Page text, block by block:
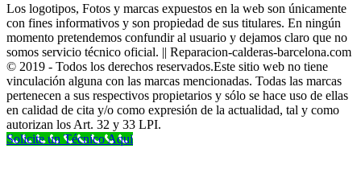
Los logotipos, Fotos y marcas expuestos en la web son únicamente
con fines informativos y son propiedad de sus titulares. En ningún
momento pretendemos confundir al usuario y dejamos claro que no
somos servicio técnico oficial. || Reparacion-calderas-barcelona.com
© 2019 - Todos los derechos reservados.Este sitio web no tiene
vinculación alguna con las marcas mencionadas. Todas las marcas
pertenecen a sus respectivos propietarios y sólo se hace uso de ellas
en calidad de cita y/o como expresión de la actualidad, tal y como
autorizan los Art. 32 y 33 LPI.
Solicite un Técnico Aqui